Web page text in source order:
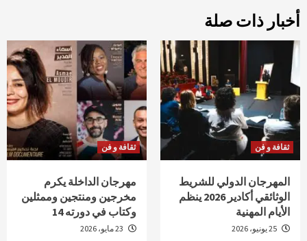
أخبار ذات صلة
ثقافة و فن
المهرجان الدولي للشريط
الوثائقي أكادير 2026 ينظم
الأيام المهنية
ثقافة و فن
مهرجان الداخلة يكرم
مخرجين ومنتجين وممثلين
وكتاب في دورته 14